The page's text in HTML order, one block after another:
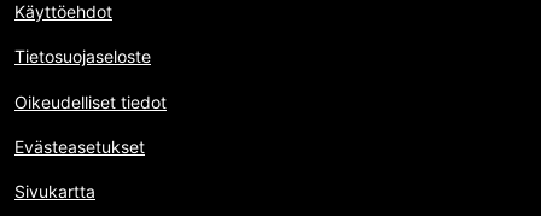
Käyttöehdot
Tietosuojaseloste
Oikeudelliset tiedot
Evästeasetukset
Sivukartta